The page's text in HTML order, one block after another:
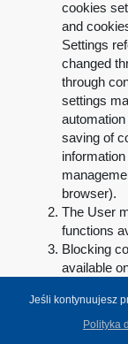
cookies
and
Settings
changed
through
settings
saving of
browser).
The User
functions
Blocking
available
functions
Jeśli kontynuujesz
Polityka